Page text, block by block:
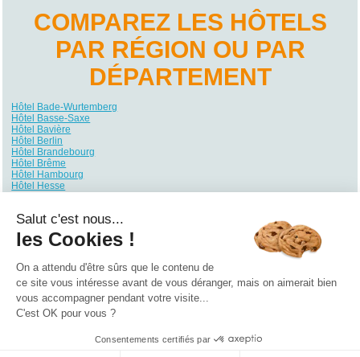
COMPAREZ LES HÔTELS
PAR RÉGION OU PAR
DÉPARTEMENT
Hôtel Bade-Wurtemberg
Hôtel Basse-Saxe
Hôtel Bavière
Hôtel Berlin
Hôtel Brandebourg
Hôtel Brême
Hôtel Hambourg
Hôtel Hesse
Hôtel Rhénanie-Palatinat
Hôtel Sarre
Hôtel Saxe
Hôtel Schleswig-Holstein
Qui sommes nous ? |Contactez-nous
Salut c'est nous...
les Cookies !
On a attendu d'être sûrs que le contenu de
ce site vous intéresse avant de vous déranger, mais on aimerait bien
vous accompagner pendant votre visite...
C'est OK pour vous ?
Consentements certifiés par